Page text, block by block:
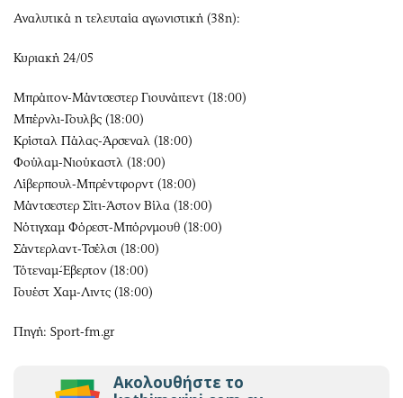
Αναλυτικά η τελευταία αγωνιστική (38η):
Κυριακή 24/05
Μπράιτον-Μάντσεστερ Γιουνάιτεντ (18:00)
Μπέρνλι-Γουλβς (18:00)
Κρίσταλ Πάλας-Άρσεναλ (18:00)
Φούλαμ-Νιούκαστλ (18:00)
Λίβερπουλ-Μπρέντφορντ (18:00)
Μάντσεστερ Σίτι-Άστον Βίλα (18:00)
Νότιγχαμ Φόρεστ-Μπόρνμουθ (18:00)
Σάντερλαντ-Τσέλσι (18:00)
Τότεναμ-Έβερτον (18:00)
Γουέστ Χαμ-Λιντς (18:00)
Πηγή: Sport-fm.gr
Ακολουθήστε το